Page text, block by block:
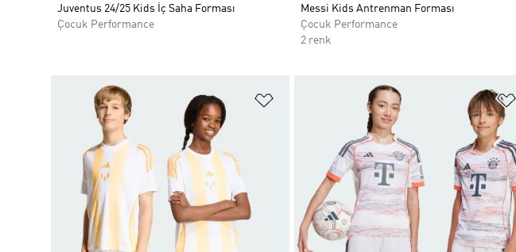
Juventus 24/25 Kids İç Saha Forması
Çocuk Performance
Messi Kids Antrenman Forması
Çocuk Performance
2 renk
Favori Listesine Ekle